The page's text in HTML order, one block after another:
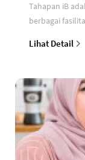
Tahapan iB
berbagai
Lihat Detail